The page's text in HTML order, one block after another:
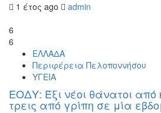
1 έτος ago
admin
6
6
ΕΛΛΑΔΑ
Περιφέρεια Πελοποννήσου
ΥΓΕΙΑ
ΕΟΔΥ: Έξι νέοι θάνατοι από
τρεις από γρίπη σε μία